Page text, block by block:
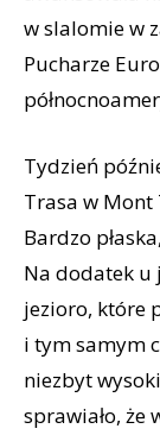
w slalomie w
Pucharze
Tydzień
Trasa w
Bardzo
Na dodatek u
jezioro, które
i tym samym
niezbyt
sprawiało, że